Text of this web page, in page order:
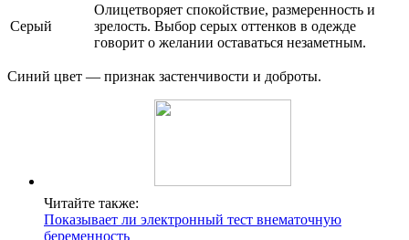
Серый
Олицетворяет спокойствие, размеренность и
зрелость. Выбор серых оттенков в одежде
говорит о желании оставаться незаметным.
Синий цвет — признак застенчивости и доброты.
Читайте также:
Показывает ли электронный тест внематочную
беременность